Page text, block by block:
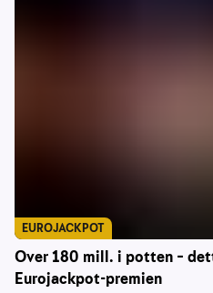
Over 180 mill. i potten –
Eurojackpot-premien
EUROJACKPOT